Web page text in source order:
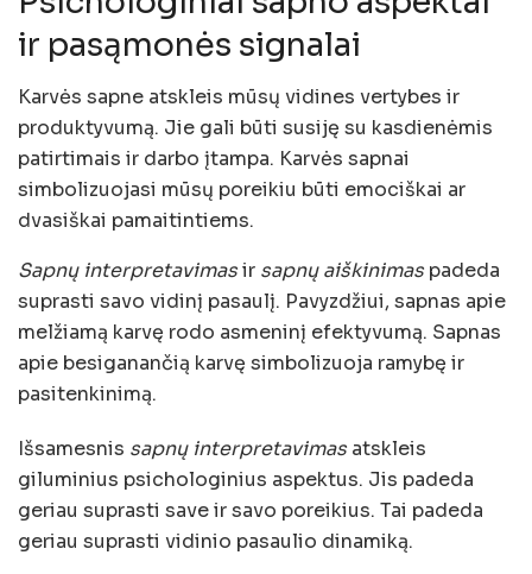
ir pasąmonės signalai
Karvės sapne atskleis mūsų vidines vertybes ir
produktyvumą. Jie gali būti susiję su kasdienėmis
patirtimais ir darbo įtampa. Karvės sapnai
simbolizuojasi mūsų poreikiu būti emociškai ar
dvasiškai pamaitintiems.
Sapnų interpretavimasir sapnų aiškinimas padeda
suprasti savo vidinį pasaulį. Pavyzdžiui, sapnas apie
melžiamą karvę rodo asmeninį efektyvumą. Sapnas
apie besiganančią karvę simbolizuoja ramybę ir
pasitenkinimą.
Išsamesnis sapnų interpretavimas atskleis
giluminius psichologinius aspektus. Jis padeda
geriau suprasti save ir savo poreikius. Tai padeda
geriau suprasti vidinio pasaulio dinamiką.